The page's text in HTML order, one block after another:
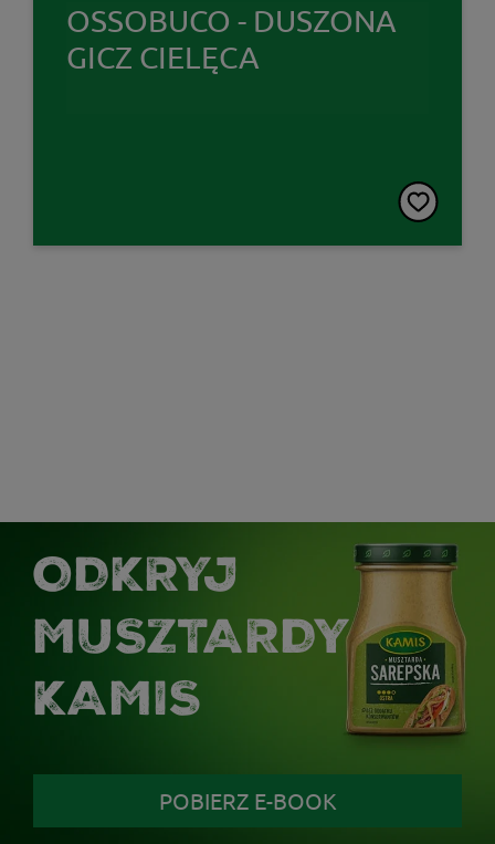
OSSOBUCO - DUSZONA
GICZ CIELĘCA
ODKRYJ
MUSZTARDY
KAMIS
POBIERZ E-BOOK